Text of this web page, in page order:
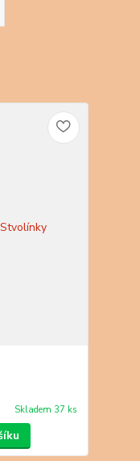
Skladem 37 ks